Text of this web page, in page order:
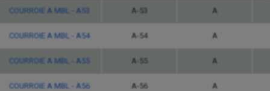
COURROIE A MBL - A53 A-53 A
COURROIE A MBL - A54 A-54 A
COURROIE A MBL - A55 A-55 A
COURROIE A MBL - A56 A-56 A